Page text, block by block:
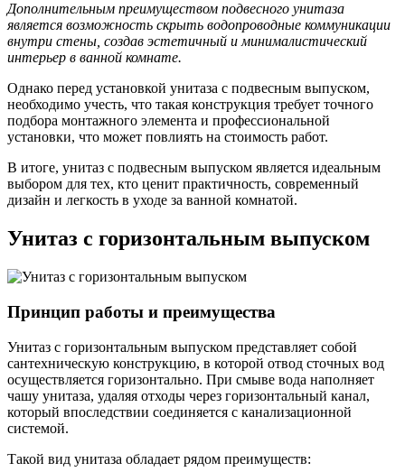
Дополнительным преимуществом подвесного унитаза
является возможность скрыть водопроводные коммуникации
внутри стены, создав эстетичный и минималистический
интерьер в ванной комнате.
Однако перед установкой унитаза с подвесным выпуском,
необходимо учесть, что такая конструкция требует точного
подбора монтажного элемента и профессиональной
установки, что может повлиять на стоимость работ.
В итоге, унитаз с подвесным выпуском является идеальным
выбором для тех, кто ценит практичность, современный
дизайн и легкость в уходе за ванной комнатой.
Унитаз с горизонтальным выпуском
Принцип работы и преимущества
Унитаз с горизонтальным выпуском представляет собой
сантехническую конструкцию, в которой отвод сточных вод
осуществляется горизонтально. При смыве вода наполняет
чашу унитаза, удаляя отходы через горизонтальный канал,
который впоследствии соединяется с канализационной
системой.
Такой вид унитаза обладает рядом преимуществ: